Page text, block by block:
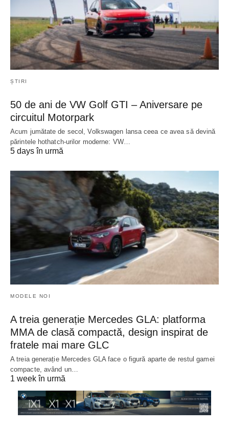
ȘTIRI
50 de ani de VW Golf GTI – Aniversare pe
circuitul Motorpark
Acum jumătate de secol, Volkswagen lansa ceea ce avea să devină
părintele hothatch-urilor moderne: VW…
5 days în urmă
MODELE NOI
A treia generație Mercedes GLA: platforma
MMA de clasă compactă, design inspirat de
fratele mai mare GLC
A treia generație Mercedes GLA face o figură aparte de restul gamei
compacte, având un…
1 week în urmă